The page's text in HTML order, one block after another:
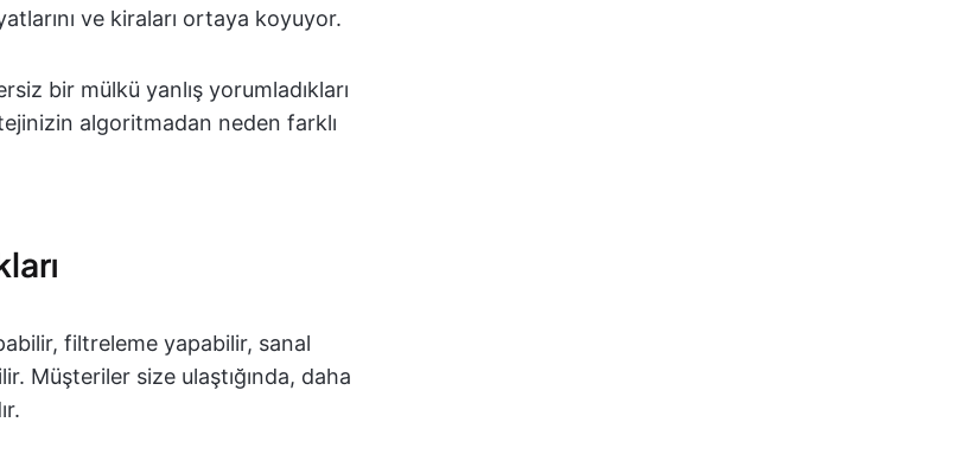
ve kiraları ortaya koyuyor.
bir mülkü yanlış yorumladıkları
algoritmadan neden farklı
filtreleme yapabilir, sanal
Müşteriler size ulaştığında, daha